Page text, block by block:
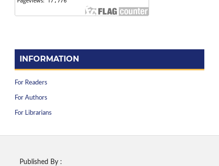
INFORMATION
For Readers
For Authors
For Librarians
Published By :